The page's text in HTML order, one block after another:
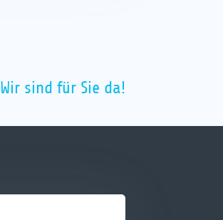
Wir sind für Sie da!